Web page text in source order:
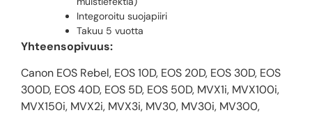
Integoroitu suojapiiri
Takuu 5 vuotta
Yhteensopivuus:
Canon EOS Rebel, EOS 10D, EOS 20D, EOS 30D, EOS
300D, EOS 40D, EOS 5D, EOS 50D, MVX1i, MVX100i,
MVX150i, MVX2i, MVX3i, MV30, MV30i, MV300,